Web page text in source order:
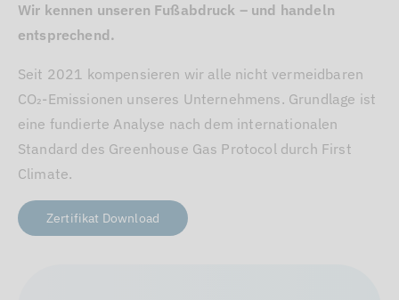
Wir kennen unseren Fußabdruck – und handeln
entsprechend.
Seit 2021 kompensieren wir alle nicht vermeidbaren
CO₂-Emissionen unseres Unternehmens. Grundlage ist
eine fundierte Analyse nach dem internationalen
Standard des Greenhouse Gas Protocol durch First
Climate.
Zertifikat Download